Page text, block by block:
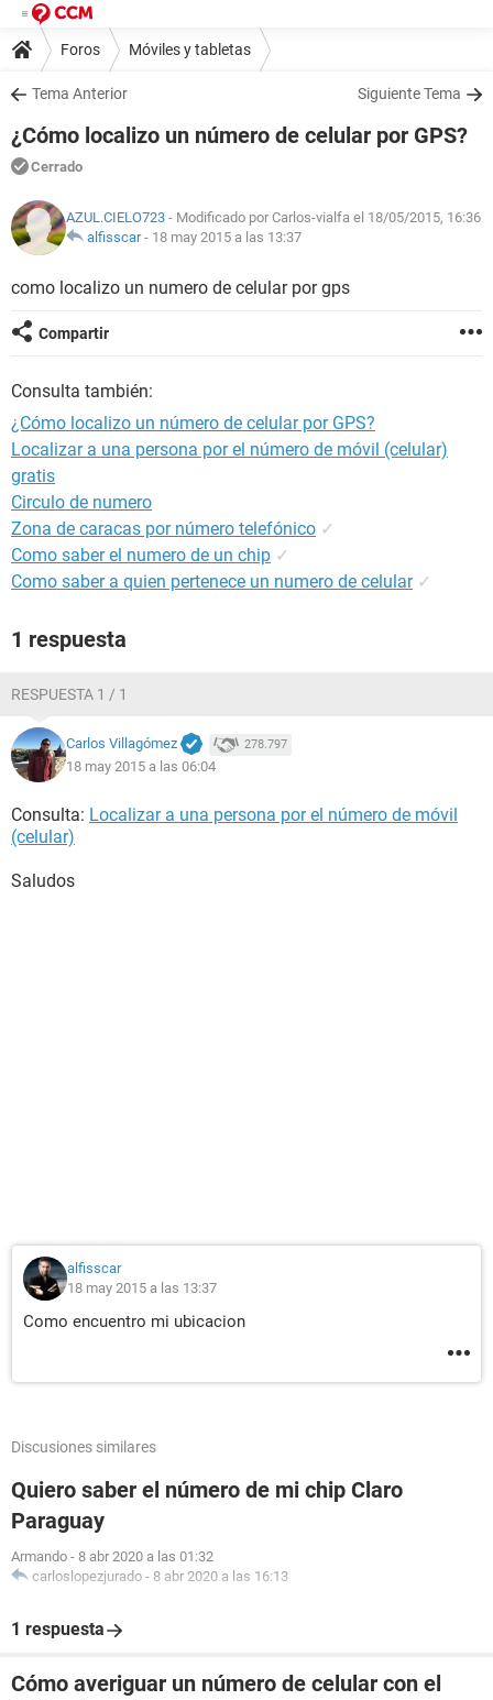
Foros Móviles y tabletas
Tema Anterior Siguiente Tema
¿Cómo localizo un número de celular por GPS?
Cerrado
AZUL.CIELO723 - Modificado por Carlos-vialfa el 18/05/2015, 16:36
alfisscar- 18 may 2015 a las 13:37
como localizo un numero de celular por gps
Compartir
Consulta también:
¿Cómo localizo un número de celular por GPS?
Localizar a una persona por el número de móvil (celular)
gratis
Circulo de numero
Zona de caracas por número telefónico ✓
Como saber el numero de un chip ✓
Como saber a quien pertenece un numero de celular ✓
1 respuesta
RESPUESTA 1 / 1
Carlos Villagómez 278.797
18 may 2015 a las 06:04
Consulta: Localizar a una persona por el número de móvil
(celular)
Saludos
alfisscar
18 may 2015 a las 13:37
Como encuentro mi ubicacion
Discusiones similares
Quiero saber el número de mi chip Claro
Paraguay
Armando - 8 abr 2020 a las 01:32
carloslopezjurado - 8 abr 2020 a las 16:13
1 respuesta
Cómo averiguar un número de celular con el